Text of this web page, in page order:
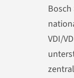
VDI/